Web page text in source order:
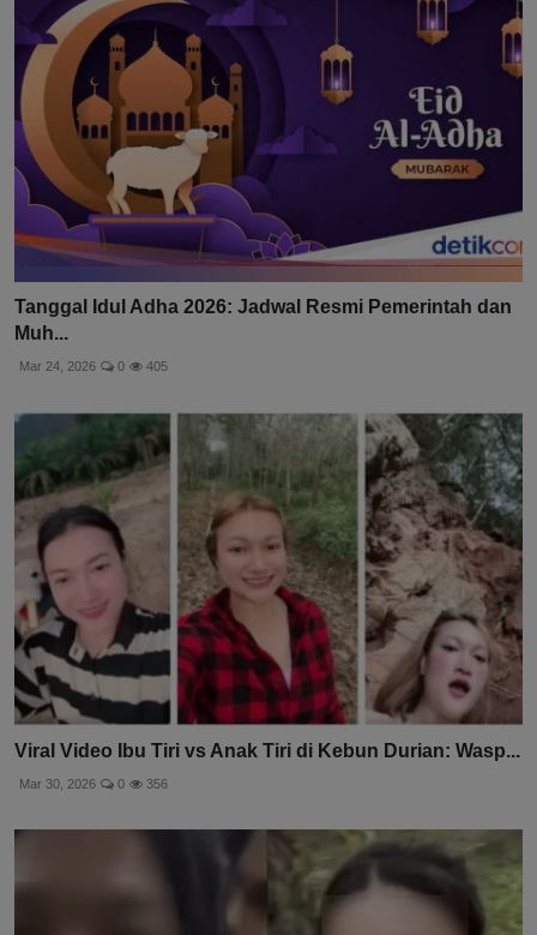
Tanggal Idul Adha 2026: Jadwal Resmi Pemerintah dan
Muh...
Mar 24, 2026 0 405
Viral Video Ibu Tiri vs Anak Tiri di Kebun Durian: Wasp...
Mar 30, 2026 0 356